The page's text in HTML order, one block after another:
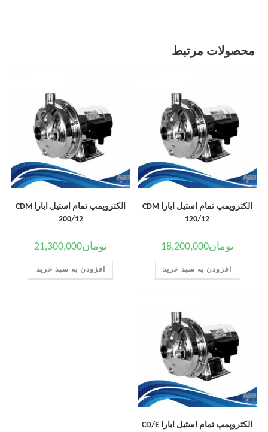
محصولات مرتبط
الکتروپمپ تمام استیل ابارا CDM
120/12
تومان18,200,000
افزودن به سبد خرید
الکتروپمپ تمام استیل ابارا CDM
200/12
تومان21,300,000
افزودن به سبد خرید
الکتروپمپ تمام استیل ابارا CD/E